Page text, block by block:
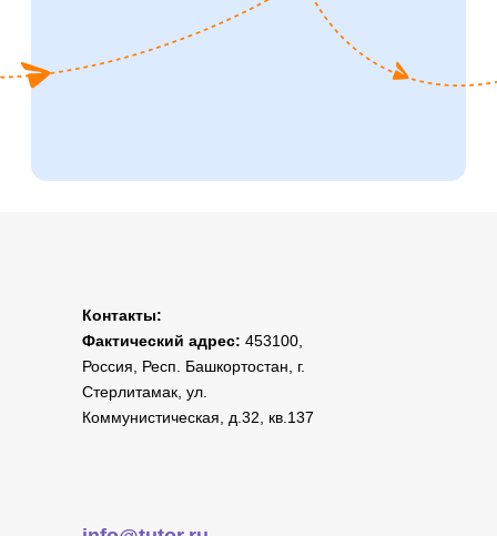
Контакты:
Фактический адрес: 453100,
Россия, Респ. Башкортостан, г.
Стерлитамак, ул.
Коммунистическая, д.32, кв.137